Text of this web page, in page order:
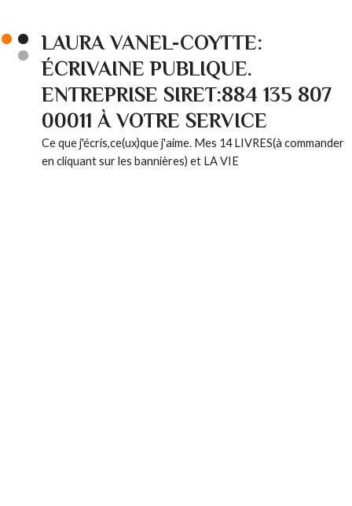
LAURA VANEL-COYTTE:
ÉCRIVAINE PUBLIQUE.
ENTREPRISE SIRET:884 135 807
00011 À VOTRE SERVICE
Ce que j'écris,ce(ux)que j'aime. Mes 14 LIVRES(à commander
en cliquant sur les bannières) et LA VIE